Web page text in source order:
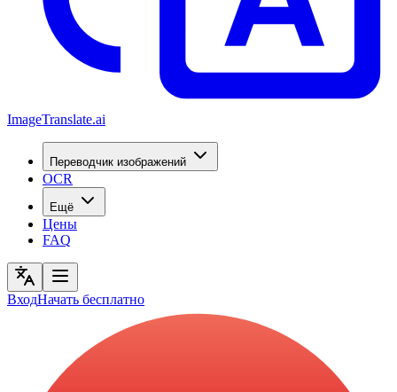
ImageTranslate.ai
Переводчик изображений
OCR
Ещё
Цены
FAQ
ВходНачать бесплатно